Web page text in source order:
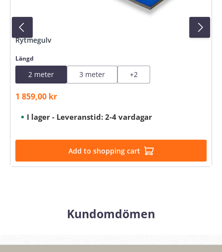
Rytmegulv
Select
Längd
2 meter 3 meter +2
Sale price:
1 859,00 kr
I lager - Leveranstid: 2-4 vardagar
Add to shopping cart
Kundomdömen